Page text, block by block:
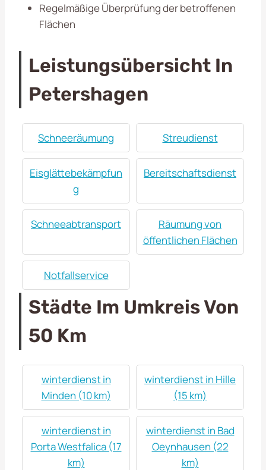
Regelmäßige Überprüfung der betroffenen
Flächen
Leistungsübersicht In
Petershagen
Schneeräumung Streudienst
Eisglättebekämpfun
g
Bereitschaftsdienst
Schneeabtransport
Räumung von
öffentlichen Flächen
Notfallservice
Städte Im Umkreis Von
50 Km
winterdienst in
Minden (10 km)
winterdienst in Hille
(15 km)
winterdienst in
Porta Westfalica (17
km)
winterdienst in Bad
Oeynhausen (22
km)